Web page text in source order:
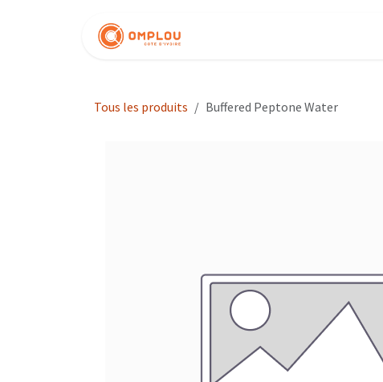
Tous les produits Buffered Peptone Water